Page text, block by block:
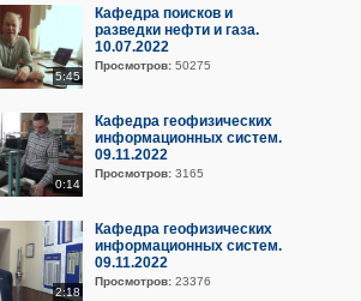
5:45
Кафедра поисков и
разведки нефти и газа.
10.07.2022
Просмотров: 50275
0:14
Кафедра геофизических
информационных систем.
09.11.2022
Просмотров: 3165
2:18
Кафедра геофизических
информационных систем.
09.11.2022
Просмотров: 23376